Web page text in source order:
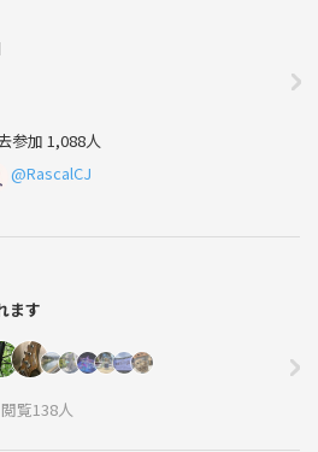
参加 1,088人
@RascalCJ
ます
覧138人